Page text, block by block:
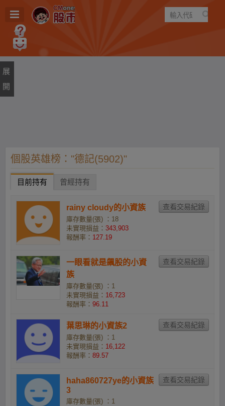
遊戲
個股英雄榜："德記(5902)"
目前持有 曾經持有
rainy cloudy的小資族
庫存數量(張) ：18
未實現損益： 343,903
報酬率： 127.19
一眼看就是飆股的小資
族
庫存數量(張) ：1
未實現損益： 16,723
報酬率： 96.11
葉思琳的小資族2
庫存數量(張) ：1
未實現損益： 16,122
報酬率： 89.57
haha860727ye的小資族
3
庫存數量(張) ：1